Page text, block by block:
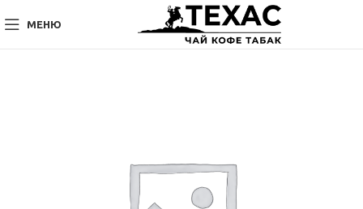
МЕНЮ